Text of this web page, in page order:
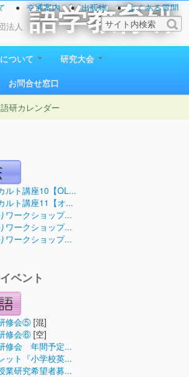
法人
語学教育研
大正12）年創立
交通案内 出版物
よくある質問
ついて
研究大会
お問合せ窓口
語研カレンダー
ルト講座10【OL...
ルト講座11【オ...
ワークショップ...
ワークショップ...
ワークショップ...
ベント
修会⑤ [混]
修会⑥ [空]
修会 年間予定...
ット『小学校英...
業研究希望者募...